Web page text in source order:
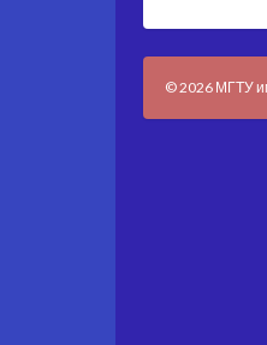
© 2026 МГТУ